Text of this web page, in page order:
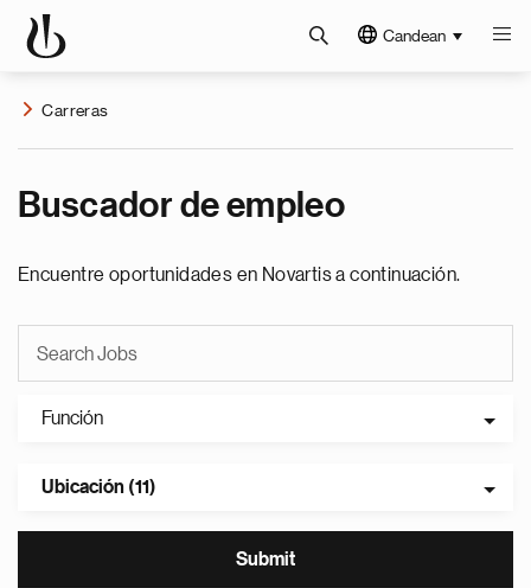
Candean
Carreras
Buscador de empleo
Encuentre oportunidades en Novartis a continuación.
Función
Ubicación (11)